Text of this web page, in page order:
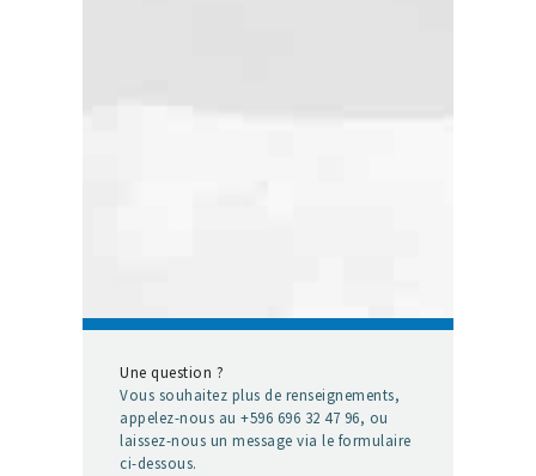
Une question ?
Vous souhaitez plus de renseignements,
appelez-nous au +596 696 32 47 96, ou
laissez-nous un message via le formulaire
ci-dessous.